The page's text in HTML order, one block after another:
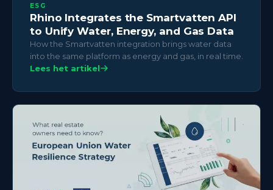
ESG
Rhino Integrates the Smartvatten API
to Unify Water, Energy, and Gas Data
How the Smartvatten integration brings water data
into the same platform as energy and gas, in real time.
Lees het artikel